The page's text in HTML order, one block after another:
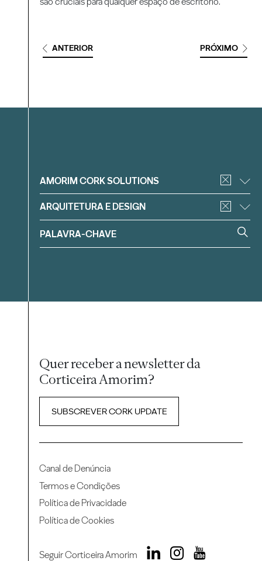
ANTERIOR PRÓXIMO
Filtrar
AMORIM CORK SOLUTIONS
ARQUITETURA E DESIGN
Quer receber a newsletter da
Corticeira Amorim?
SUBSCREVER CORK UPDATE
Canal de Denúncia
Termos e Condições
Política de Privacidade
Política de Cookies
Seguir Corticeira Amorim